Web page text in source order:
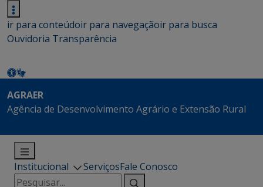
ir para conteúdoir para navegaçãoir para busca
Ouvidoria Transparência
AGRAER
Agência de Desenvolvimento Agrário e Extensão Rural
Institucional ServiçosFale Conosco
Pesquisar